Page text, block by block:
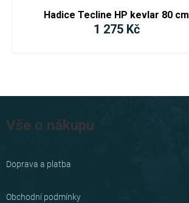
Hadice Tecline HP kevlar 80 cm
1 275 Kč
á
a
Vše o nákupu
Doprava a platba
Obchodní podmínky